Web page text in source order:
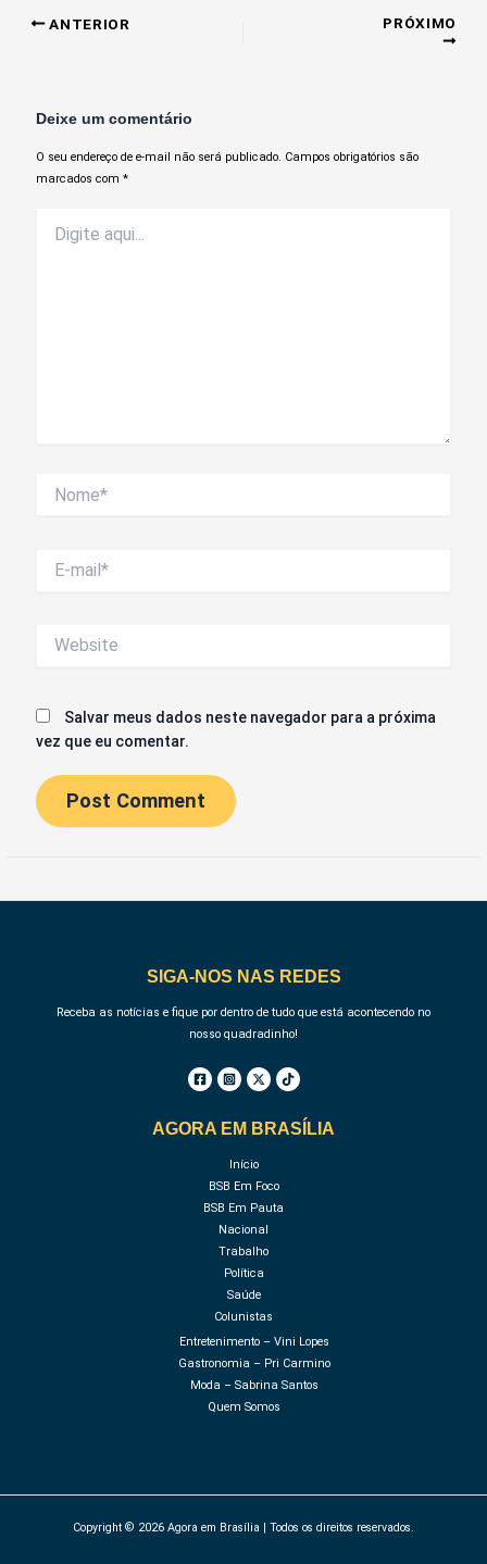
ANTERIOR PRÓXIMO
Deixe um comentário
O seu endereço de e-mail não será publicado. Campos obrigatórios são
marcados com*
aqui...
mail*
Salvar meus dados neste navegador para a próxima
vez que eu comentar.
SIGA-NOS NAS REDES
Receba as notícias e fique por dentro de tudo que está acontecendo no
nosso quadradinho!
AGORA EM BRASÍLIA
Início
BSB Em Foco
BSB Em Pauta
Nacional
Trabalho
Política
Saúde
Colunistas
Entretenimento – Vini Lopes
Gastronomia – Pri Carmino
Moda – Sabrina Santos
Quem Somos
Copyright © 2026 Agora em Brasília | Todos os direitos reservados.